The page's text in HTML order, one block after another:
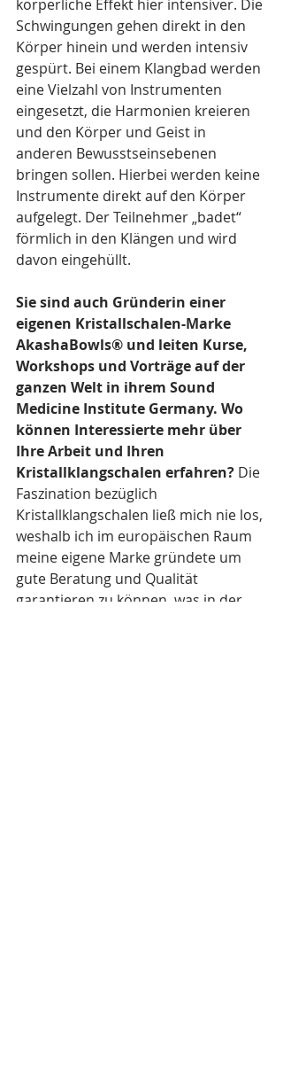
körperliche Effekt hier intensiver. Die
Schwingungen gehen direkt in den
Körper hinein und werden intensiv
gespürt. Bei einem Klangbad werden
eine Vielzahl von Instrumenten
eingesetzt, die Harmonien kreieren
und den Körper und Geist in
anderen Bewusstseinsebenen
bringen sollen. Hierbei werden keine
Instrumente direkt auf den Körper
aufgelegt. Der Teilnehmer „badet“
förmlich in den Klängen und wird
davon eingehüllt.
Sie sind auch Gründerin einer
eigenen Kristallschalen-Marke
AkashaBowls® und leiten Kurse,
Workshops und Vorträge auf der
ganzen Welt in ihrem Sound
Medicine Institute Germany. Wo
können Interessierte mehr über
Ihre Arbeit und Ihren
Kristallklangschalen erfahren? Die
Faszination bezüglich
Kristallklangschalen ließ mich nie los,
weshalb ich im europäischen Raum
meine eigene Marke gründete um
gute Beratung und Qualität
garantieren zu können, was in der